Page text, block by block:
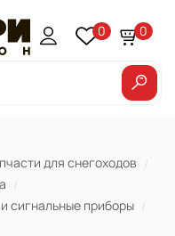
0 0
для снегоходов
сигнальные приборы